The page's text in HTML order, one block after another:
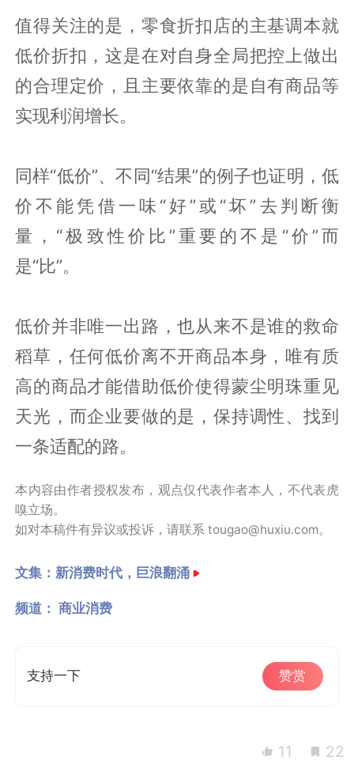
值得关注的是，零食折扣店的主基调本就
低价折扣，这是在对自身全局把控上做出
的合理定价，且主要依靠的是自有商品等
实现利润增长。
同样“低价”、不同“结果”的例子也证明，低
价不能凭借一味“好”或“坏”去判断衡
量，“极致性价比”重要的不是“价”而
是“比”。
低价并非唯一出路，也从来不是谁的救命
稻草，任何低价离不开商品本身，唯有质
高的商品才能借助低价使得蒙尘明珠重见
天光，而企业要做的是，保持调性、找到
一条适配的路。
本内容由作者授权发布，观点仅代表作者本人，不代表虎
嗅立场。
如对本稿件有异议或投诉，请联系 tougao@huxiu.com。
文集：新消费时代，巨浪翻涌
频道： 商业消费
支持一下 赞赏
11 22